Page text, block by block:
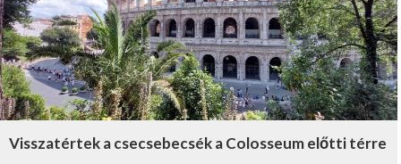
Visszatértek a csecsebecsék a Colosseum előtti térre